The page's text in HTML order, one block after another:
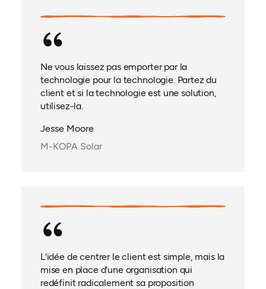
Ne vous laissez pas emporter par la
technologie pour la technologie. Partez du
client et si la technologie est une solution,
utilisez-la.
Jesse Moore
M-KOPA Solar
L'idée de centrer le client est simple, mais la
mise en place d'une organisation qui
redéfinit radicalement sa proposition